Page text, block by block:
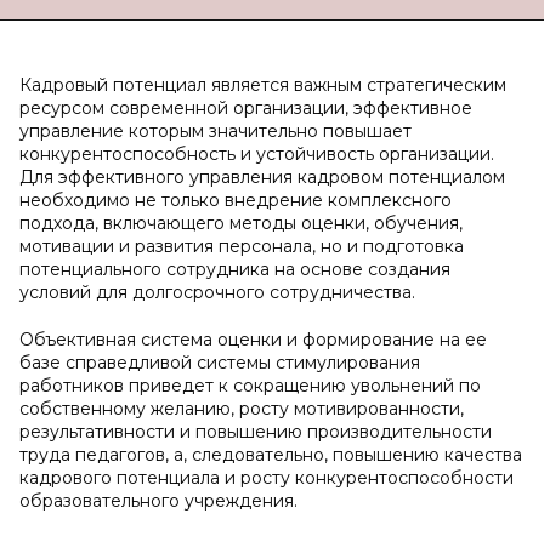
Кадровый потенциал является важным стратегическим
ресурсом современной организации, эффективное
управление которым значительно повышает
конкурентоспособность и устойчивость организации.
Для эффективного управления кадровом потенциалом
необходимо не только внедрение комплексного
подхода, включающего методы оценки, обучения,
мотивации и развития персонала, но и подготовка
потенциального сотрудника на основе создания
условий для долгосрочного сотрудничества.
Объективная система оценки и формирование на ее
базе справедливой системы стимулирования
работников приведет к сокращению увольнений по
собственному желанию, росту мотивированности,
результативности и повышению производительности
труда педагогов, а, следовательно, повышению качества
кадрового потенциала и росту конкурентоспособности
образовательного учреждения.